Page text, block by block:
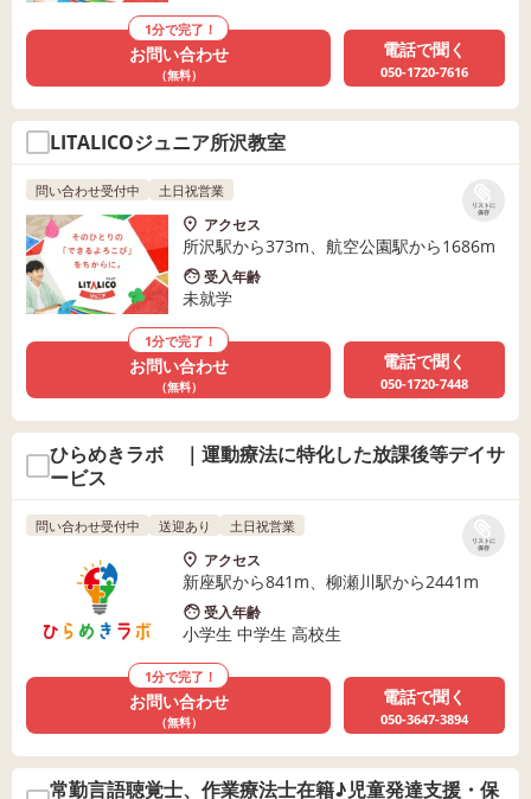
1分で完了！
お問い合わせ
（無料）
電話で聞く
050-1720-7616
LITALICOジュニア所沢教室
リストに
保存
問い合わせ受付中 土日祝営業
アクセス
所沢駅から373m、航空公園駅から1686m
受入年齢
未就学
1分で完了！
お問い合わせ
（無料）
電話で聞く
050-1720-7448
ひらめきラボ ｜運動療法に特化した放課後等デイサ
ービス
リストに
保存
問い合わせ受付中 送迎あり 土日祝営業
アクセス
新座駅から841m、柳瀬川駅から2441m
受入年齢
小学生 中学生 高校生
1分で完了！
お問い合わせ
（無料）
電話で聞く
050-3647-3894
常勤言語聴覚士、作業療法士在籍♪児童発達支援・保